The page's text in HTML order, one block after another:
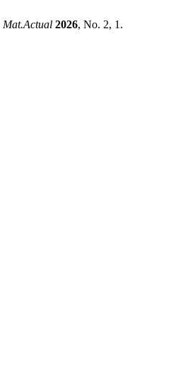
Mat.Actual 2026, No. 2, 1.